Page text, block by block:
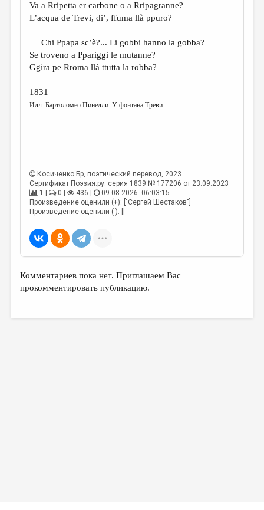
Va a Rripetta er carbone o a Rripagranne?
L’acqua de Trevi, di’, ffuma llà ppuro?
Chi Ppapa sc’è?... Li gobbi hanno la gobba?
Se troveno a Ppariggi le mutanne?
Ggira pe Rroma llà ttutta la robba?
1831
Илл. Бартоломео Пинелли. У фонтана Треви
Косиченко Бр, поэтический перевод, 2023
Сертификат Поэзия.ру: серия 1839 № 177206 от 23.09.2023
1 |
0 | 436 |
09.08.2026. 06:03:15
Произведение оценили (+): ["Сергей Шестаков"]
Произведение оценили (-): []
Комментариев пока нет. Приглашаем Вас
прокомментировать публикацию.